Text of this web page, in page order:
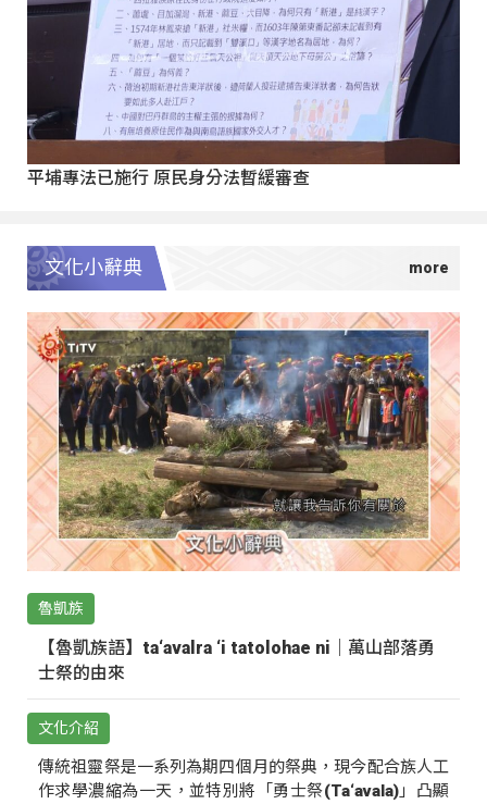
平埔專法已施行 原民身分法暫緩審查
文化小辭典
魯凱族
【魯凱族語】ta‘avalra ‘i tatolohae ni｜萬山部落勇
士祭的由來
文化介紹
傳統祖靈祭是一系列為期四個月的祭典，現今配合族人工
作求學濃縮為一天，並特別將「勇士祭(Ta‘avala)」凸顯